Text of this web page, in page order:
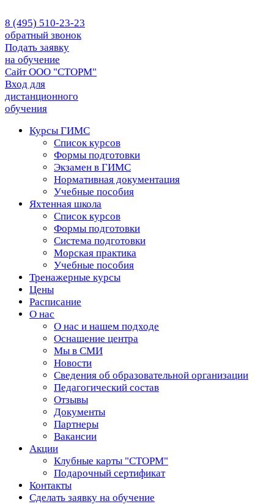
8 (495) 510-23-23
обратный звонок
Подать заявку
на обучение
Сайт ООО "СТОРМ"
Вход для
дистанционного
обучения
Курсы ГИМС
Список курсов
Формы подготовки
Экзамен в ГИМС
Нормативная документация
Учебные пособия
Яхтенная школа
Список курсов
Формы подготовки
Cистема подготовки
Морская практика
Учебные пособия
Тренажерные курсы
Цены
Расписание
О нас
О нас и нашем подходе
Оснащение центра
Мы в СМИ
Новости
Сведения об образовательной организации
Педагогический состав
Отзывы
Документы
Партнеры
Вакансии
Акции
Клубные карты "СТОРМ"
Подарочный сертификат
Контакты
Сделать заявку на обучение